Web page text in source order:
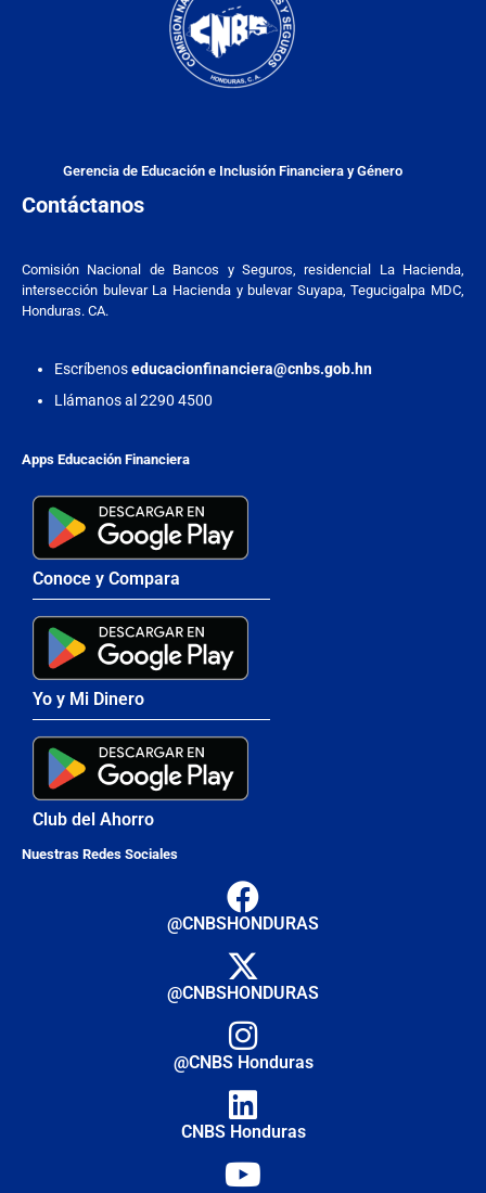
Gerencia de Educación e Inclusión Financiera y Género
Contáctanos
Comisión Nacional de Bancos y Seguros, residencial La Hacienda,
intersección bulevar La Hacienda y bulevar Suyapa, Tegucigalpa MDC,
Honduras. CA.
Escríbenoseducacionfinanciera@cnbs.gob.hn
Llámanos al 2290 4500
Apps Educación Financiera
Conoce y Compara
Yo y Mi Dinero
Club del Ahorro
Nuestras Redes Sociales
@CNBSHONDURAS
@CNBSHONDURAS
@CNBS Honduras
CNBS Honduras